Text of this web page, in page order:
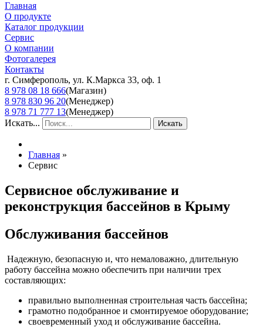
Главная
О продукте
Каталог продукции
Сервис
О компании
Фотогалерея
Контакты
г. Симферополь, ул. К.Маркса 33, оф. 1
8 978 08 18 666(Магазин)
8 978 830 96 20(Менеджер)
8 978 71 777 13(Менеджер)
Искать...
Искать
Главная »
Сервис
Сервисное обслуживание и
реконструкция бассейнов в Крыму
Обслуживания бассейнов
Надежную, безопасную и, что немаловажно, длительную
работу бассейна можно обеспечить при наличии трех
составляющих:
правильно выполненная строительная часть бассейна;
грамотно подобранное и смонтируемое оборудование;
своевременный уход и обслуживание бассейна.